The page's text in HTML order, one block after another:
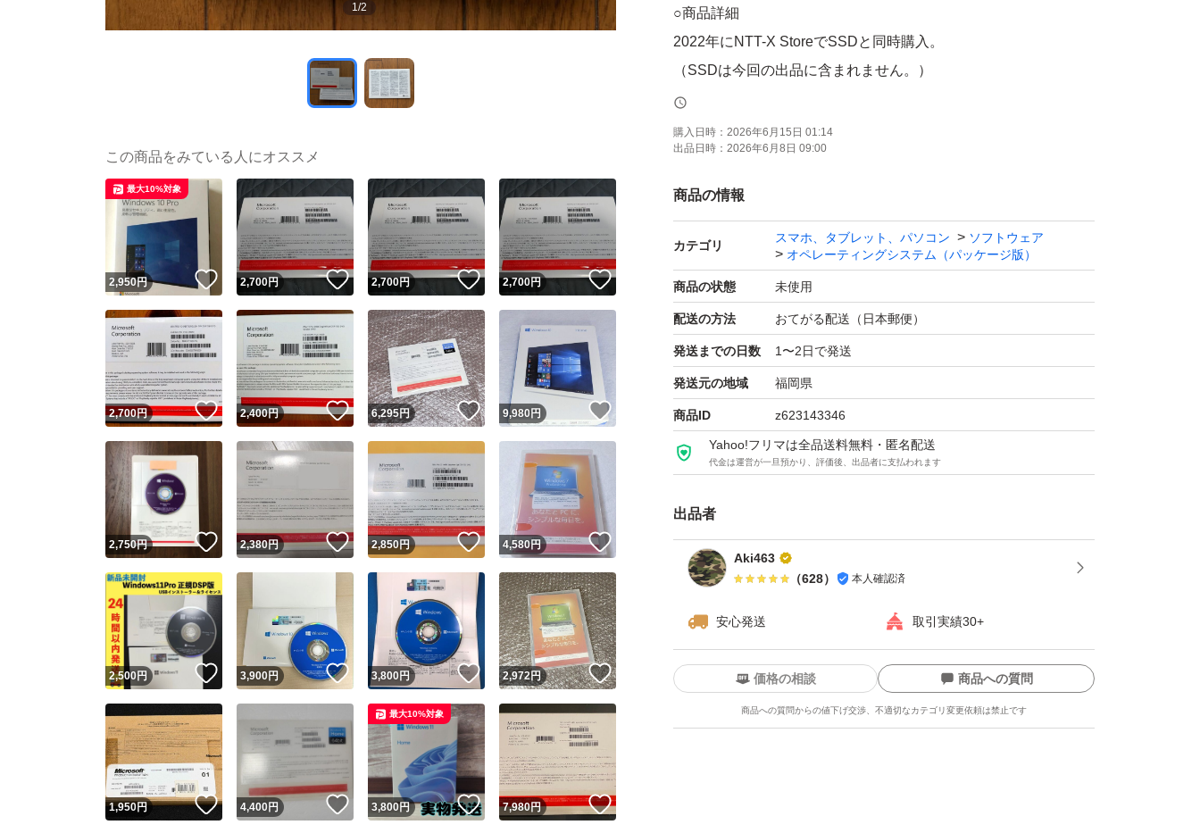
1/2
○商品詳細
2022年にNTT-X StoreでSSDと同時購入。
（SSDは今回の出品に含まれません。）
Pro版と誤って購入したため利用せずそのまま保管しておりまし
た。
当時の納品書は個人情報を切り取った上で同封します。DSP版の
○配送方法
ゆうパケットでお送りします。
※発送は購入日を含め3日以内に行います。
※発送の催促は一切お受けできません。
○値引きについて
他商品と同時購入の場合は検討可能です。
※購入前に必ずご相談ください
購入日時： 2026年6月15日 01:14
出品日時： 2026年6月8日 09:00
商品の情報
カテゴリ
スマホ、タブレット、パソコン
ソフトウェア
オペレーティングシステム（パッケージ版）
商品の状態 未使用
配送の方法 おてがる配送（日本郵便）
発送までの日数 1〜2日で発送
発送元の地域 福岡県
商品ID z623143346
Yahoo!フリマは全品送料無料・匿名配送
代金は運営が一旦預かり、評価後、出品者に支払われます
出品者
Aki463
（628） 本人確認済
安心発送 取引実績30+
価格の相談 商品への質問
商品への質問からの値下げ交渉、不適切なカテゴリ変更依頼は禁止です
この商品をみている人にオススメ
2,950円 いいね！
最大10%対象
2,700円 いいね！
2,700円 いいね！
2,700円 いいね！
2,700円 いいね！
2,400円 いいね！
6,295円 いいね！
9,980 円
2,750円 いいね！
2,380円 いいね！
2,850円 いいね！
4,580円
2,500円 いいね！
3,900円 いいね！
3,800円 いいね！
2,972円 いいね！
1,950円 いいね！
4,400円 いいね！
3,800円 いいね！
最大10%対象
7,980円 いいね！